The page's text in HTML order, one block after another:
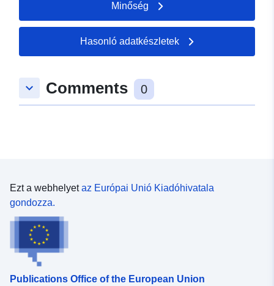
tweede-kamer-2012
Minőség
Hasonló adatkészletek
keyboard_arrow_down Comments 0
Ezt a webhelyetaz Európai Unió Kiadóhivatala
gondozza.
Publications Office of the European Union